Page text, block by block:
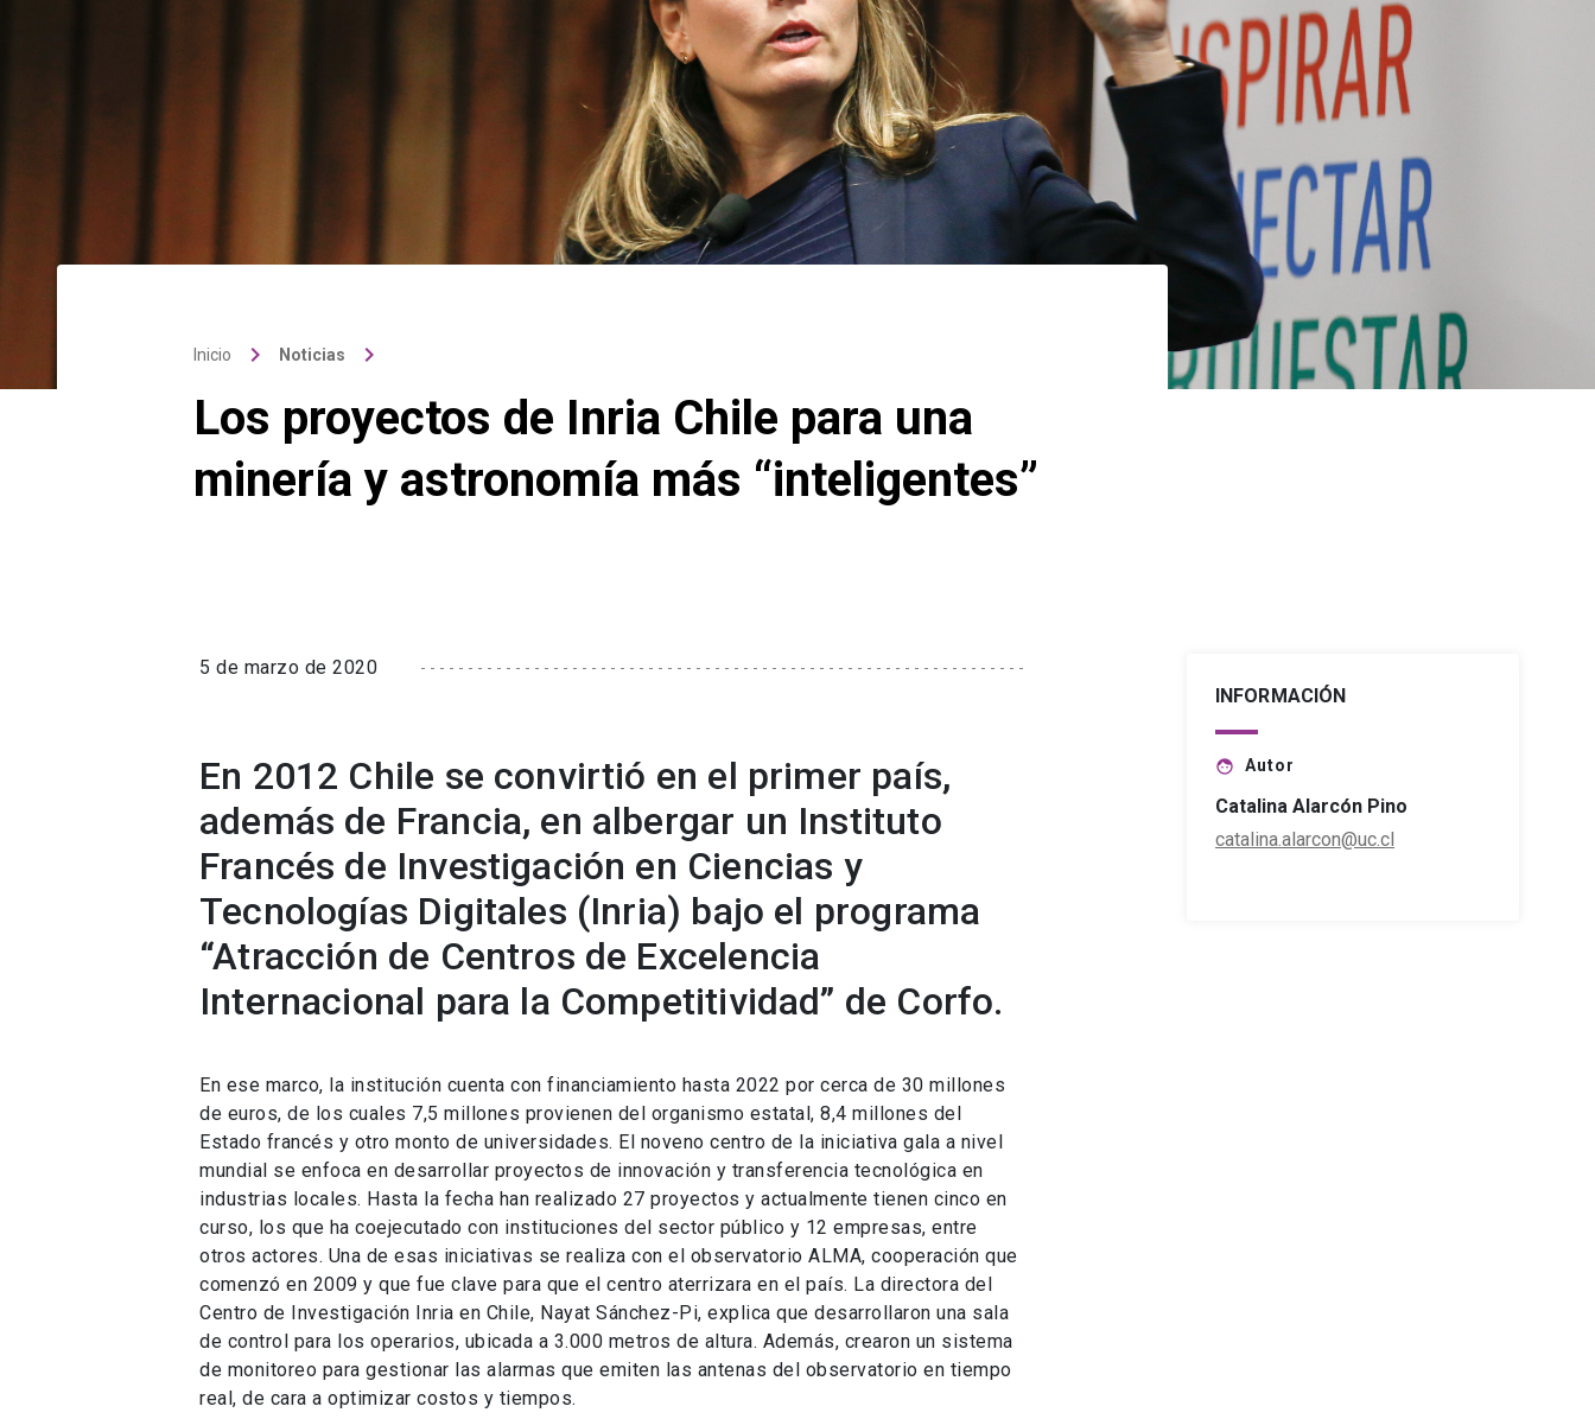
Inicio keyboard_arrow_right Noticias keyboard_arrow_right
Los proyectos de Inria Chile para una
minería y astronomía más “inteligentes”
5 de marzo de 2020
En 2012 Chile se convirtió en el primer país,
además de Francia, en albergar un Instituto
Francés de Investigación en Ciencias y
Tecnologías Digitales (Inria) bajo el programa
“Atracción de Centros de Excelencia
Internacional para la Competitividad” de Corfo.
En ese marco, la institución cuenta con financiamiento hasta 2022 por cerca de 30 millones
de euros, de los cuales 7,5 millones provienen del organismo estatal, 8,4 millones del
Estado francés y otro monto de universidades. El noveno centro de la iniciativa gala a nivel
mundial se enfoca en desarrollar proyectos de innovación y transferencia tecnológica en
industrias locales. Hasta la fecha han realizado 27 proyectos y actualmente tienen cinco en
curso, los que ha coejecutado con instituciones del sector público y 12 empresas, entre
otros actores. Una de esas iniciativas se realiza con el observatorio ALMA, cooperación que
comenzó en 2009 y que fue clave para que el centro aterrizara en el país. La directora del
Centro de Investigación Inria en Chile, Nayat Sánchez-Pi, explica que desarrollaron una sala
de control para los operarios, ubicada a 3.000 metros de altura. Además, crearon un sistema
de monitoreo para gestionar las alarmas que emiten las antenas del observatorio en tiempo
real, de cara a optimizar costos y tiempos.
INFORMACIÓN
face Autor
Catalina Alarcón Pino
catalina.alarcon@uc.cl